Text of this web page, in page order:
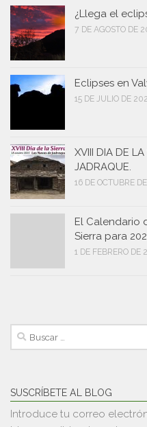
¿Llega el
7 DE AGOSTO DE
Eclipses en
15 DE JULIO DE
XVIII DIA DE
JADRAQUE.
16 DE OCTUBRE
El Calendario
Sierra para
1 DE FEBRERO DE
Buscar:
SUSCRÍBETE AL BLOG
Introduce tu correo